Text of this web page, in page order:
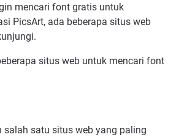
mencari font gratis untuk
PicsArt, ada beberapa situs web
situs web untuk mencari font
salah satu situs web yang paling